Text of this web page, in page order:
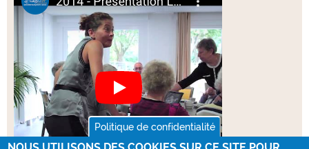
Politique de confidentialité